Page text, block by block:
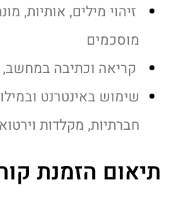
זיהוי מילים, אותיות,
מוסכמים
קריאה וכתיבה במחשב,
שימוש באינטרנט
חברתיות, מקלדות
תיאום הזמנת